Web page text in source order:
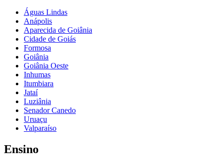
Águas Lindas
Anápolis
Aparecida de Goiânia
Cidade de Goiás
Formosa
Goiânia
Goiânia Oeste
Inhumas
Itumbiara
Jataí
Luziânia
Senador Canedo
Uruaçu
Valparaíso
Ensino